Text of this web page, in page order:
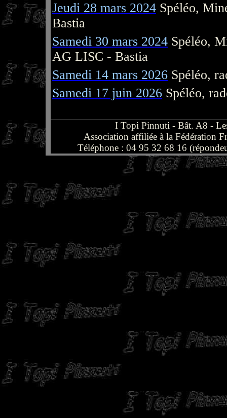
Jeudi 28 mars 2024 Spéléo,
Bastia
Samedi 30 mars 2024 Spéléo,
AG LISC - Bastia
Samedi 14 mars 2026 Spéléo,
Samedi 17 juin 2026 Spéléo,
I Topi Pinnuti - Bât. A8 -
Association affiliée à la Fédération
Téléphone : 04 95 32 68 16